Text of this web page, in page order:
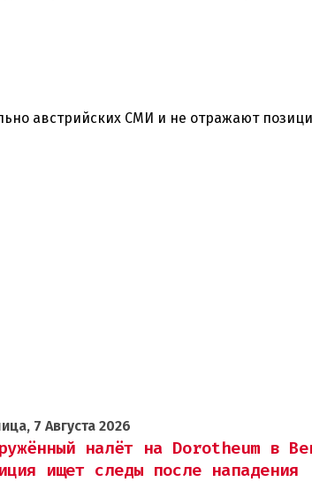
австрийских СМИ и не отражают
7 Августа 2026
налёт на Dorotheum в
ищет следы после нападения